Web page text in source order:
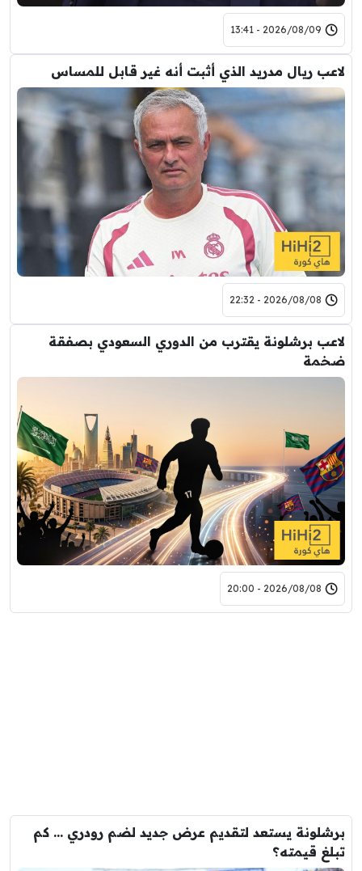
2026/08/09 - 13:41
لاعب ريال مدريد الذي أثبت أنه غير قابل للمساس
2026/08/08 - 22:32
لاعب برشلونة يقترب من الدوري السعودي بصفقة
ضخمة
2026/08/08 - 20:00
برشلونة يستعد لتقديم عرض جديد لضم رودري … كم
تبلغ قيمته؟